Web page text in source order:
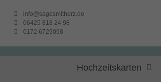
info@sagesmitherz.de
06425 818 24 98
0172 6729098
Hochzeitskarten